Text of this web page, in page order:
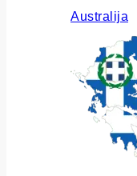
Australija